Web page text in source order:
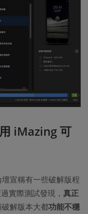
iMazing 可
宣稱有一些破解版程
實際測試發現， 真正
破解版本大都功能不穩